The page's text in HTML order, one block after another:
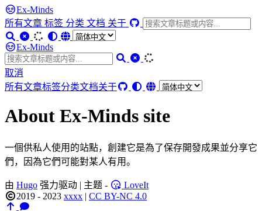
Ex-Minds
所有文章 标签 分类 文档 关于
Ex-Minds
取消
所有文章标签分类文档关于
About Ex-Minds site
一個供私人使用的站點，創建它是為了保存開發成果並分享它
們，因為它們可能對某人有用。
由 Hugo 强力驱动 | 主题 -
LoveIt
2019 - 2023 xxxx | CC BY-NC 4.0